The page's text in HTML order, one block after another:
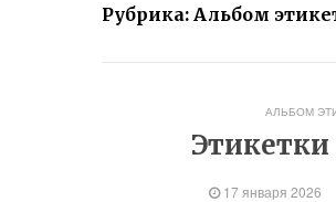
Рубрика: Альбом
АЛЬБОМ
Этикетки
17 января 2026